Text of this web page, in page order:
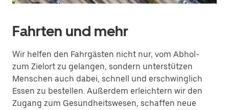
Fahrten und mehr
Wir helfen den Fahrgästen nicht nur, vom Abhol-
zum Zielort zu gelangen, sondern unterstützen
Menschen auch dabei, schnell und erschwinglich
Essen zu bestellen. Außerdem erleichtern wir den
Zugang zum Gesundheitswesen, schaffen neue